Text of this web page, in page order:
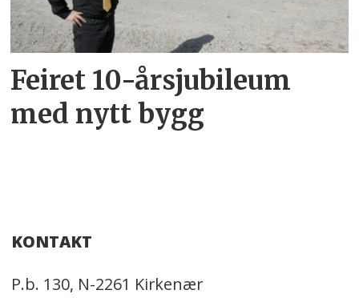
Feiret 10-årsjubileum
med nytt bygg
KONTAKT
P.b. 130, N-2261 Kirkenær